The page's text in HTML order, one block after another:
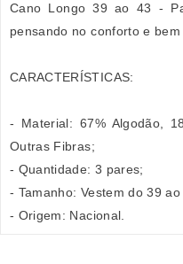
Cano Longo 39 ao 43 -
pensando no conforto e bem
CARACTERÍSTICAS:
- Material: 67% Algodão,
Outras Fibras;
- Quantidade: 3 pares;
- Tamanho: Vestem do 39 ao
- Origem: Nacional.